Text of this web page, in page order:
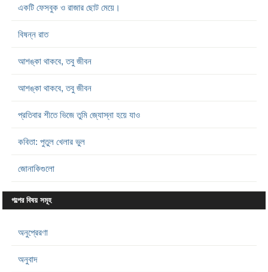
একটি ফেসবুক ও রাজার ছোট মেয়ে।
বিষন্ন রাত
আশঙ্কা থাকবে, তবু জীবন
আশঙ্কা থাকবে, তবু জীবন
প্রতিবার শীতে ভিজে তুমি জ্যোস্না হয়ে যাও
কবিতা: পুতুল খেলার ভুল
জোনাকিগুলো
গল্পের বিষয় সমূহ
অনুপ্রেরণা
অনুবাদ